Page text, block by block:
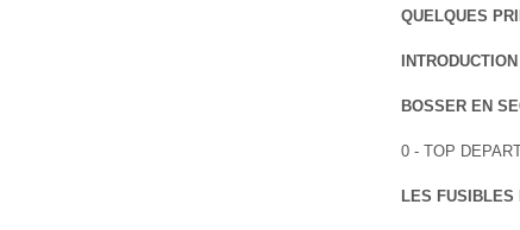
QUELQUES
INTRODUCTION
BOSSER EN
0 - TOP
LES FUSIBLES